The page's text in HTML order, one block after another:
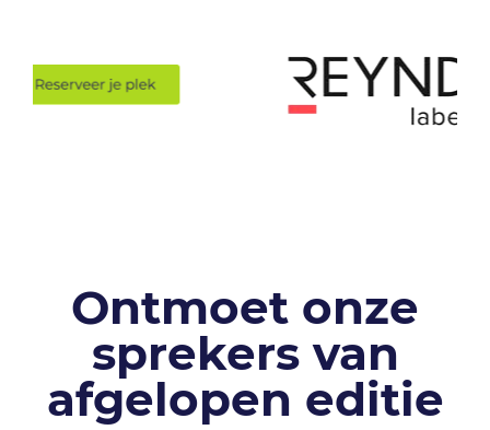
Ontmoet onze
sprekers van
afgelopen editie